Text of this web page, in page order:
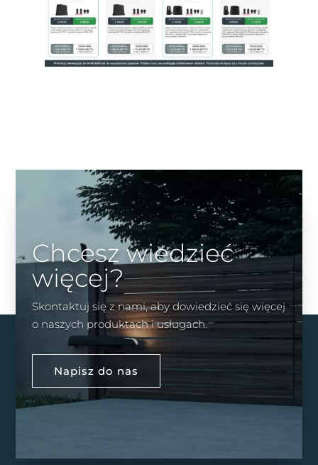
Chcesz wiedzieć
więcej?
Skontaktuj się z nami, aby dowiedzieć się więcej
o naszych produktach i usługach.
Napisz do nas